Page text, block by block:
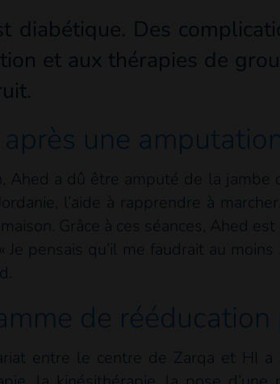
diabétique. Des
et aux thérapies de
après une
Ahed a dû être amputé de la jambe
l’aide à rapprendre à
Grâce à ces séances, Ahed
Je pensais qu’il me faudrait au
de
entre le centre de Zarqa et HI